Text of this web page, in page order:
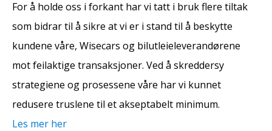
For å holde oss i forkant har vi tatt i bruk flere tiltak
som bidrar til å sikre at vi er i stand til å beskytte
kundene våre, Wisecars og bilutleieleverandørene
mot feilaktige transaksjoner. Ved å skreddersy
strategiene og prosessene våre har vi kunnet
redusere truslene til et akseptabelt minimum.
Les mer her